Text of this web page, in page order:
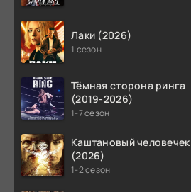
Лаки (2026)
1 сезон
Тёмная сторона ринга
(2019-2026)
1-7 сезон
Каштановый человечек
(2026)
1-2 сезон